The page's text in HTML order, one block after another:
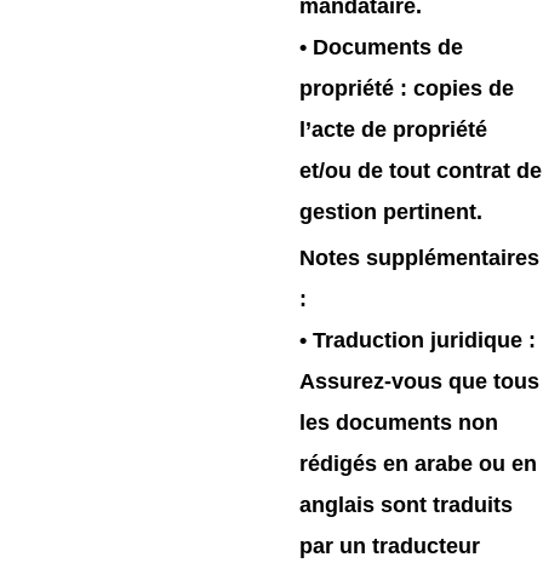
mandataire.
• Documents de
propriété : copies de
l’acte de propriété
et/ou de tout contrat de
gestion pertinent.
Notes supplémentaires
:
• Traduction juridique:
Assurez-vous que tous
les documents non
rédigés en arabe ou en
anglais sont traduits
par un traducteur